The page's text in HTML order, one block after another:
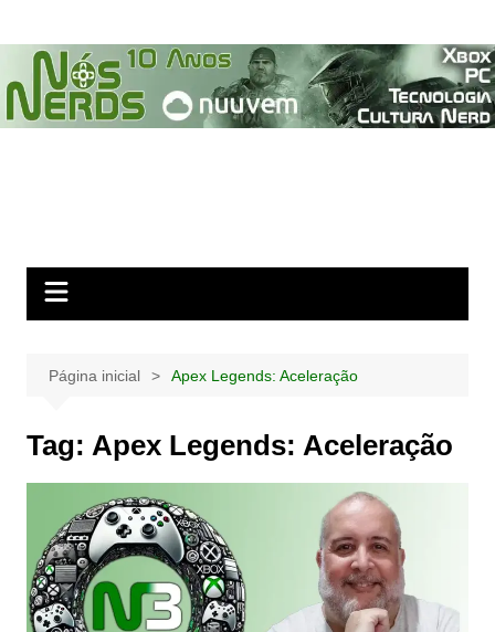
para
conteúdo
Página inicial Apex Legends: Aceleração
Tag: Apex Legends: Aceleração